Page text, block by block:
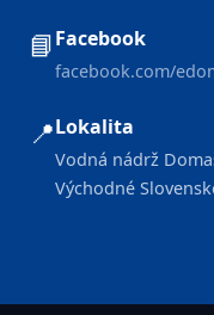
📘Facebook
facebook.com/
📍Lokalita
Vodná nádrž
Východné